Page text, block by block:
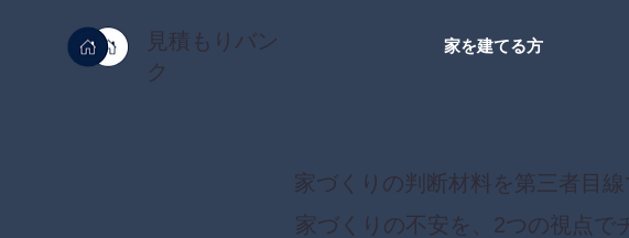
見積もりバン
ク
家を建てる方
家づくりの判断材料を第三者目
家づくりの不安を、2つの視点で